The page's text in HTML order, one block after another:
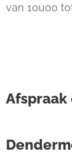
van 10u00
Afspraak